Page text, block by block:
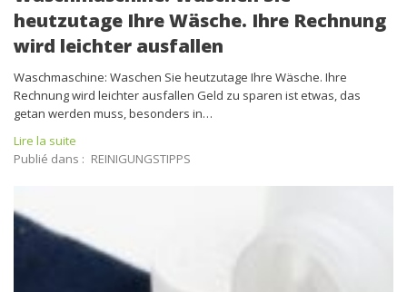
heutzutage Ihre Wäsche. Ihre Rechnung
wird leichter ausfallen
Waschmaschine: Waschen Sie heutzutage Ihre Wäsche. Ihre
Rechnung wird leichter ausfallen Geld zu sparen ist etwas, das
getan werden muss, besonders in…
Lire la suite
Publié dans : REINIGUNGSTIPPS